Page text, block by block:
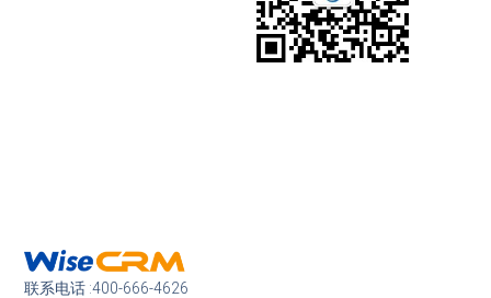
联系电话 :400-666-4626